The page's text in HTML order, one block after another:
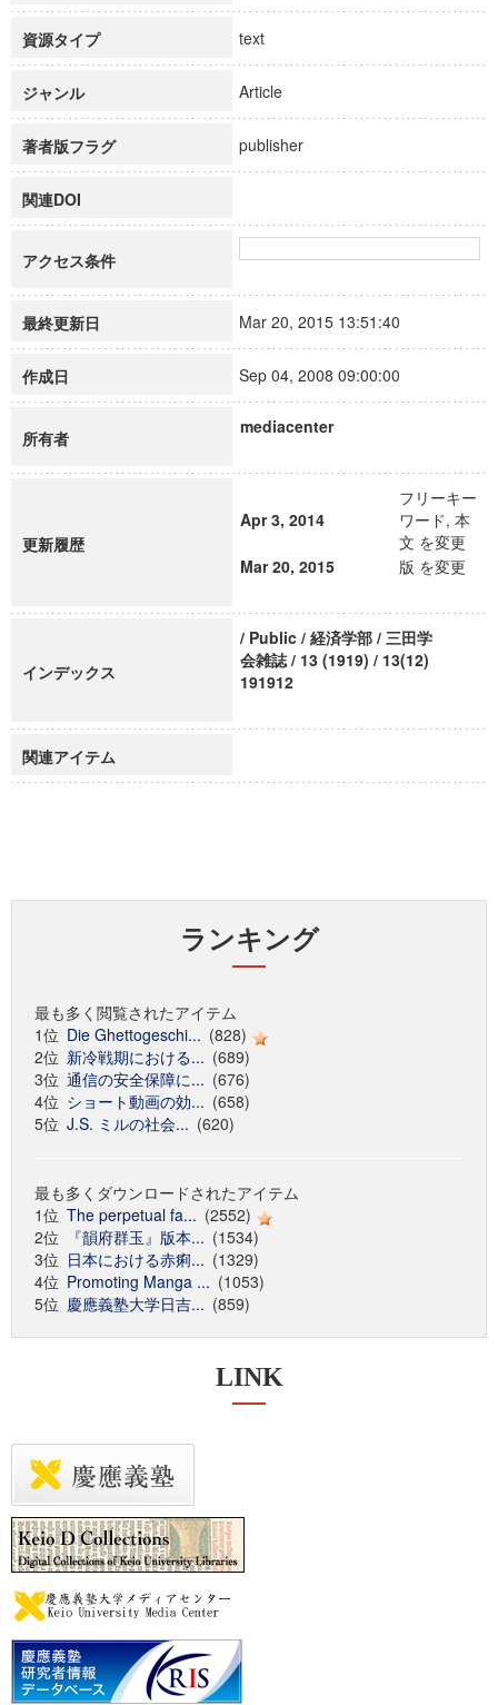
資源タイプ text
ジャンル Article
著者版フラグ publisher
関連DOI
アクセス条件
最終更新日 Mar 20, 2015 13:51:40
作成日 Sep 04, 2008 09:00:00
所有者
mediacenter
更新履歴
Apr 3, 2014
フリーキー
ワード, 本
文 を変更
Mar 20, 2015
版 を変更
インデックス
/ Public / 経済学部 / 三田学
会雑誌 / 13 (1919) / 13(12)
191912
関連アイテム
ランキング
最も多く閲覧されたアイテム
1位 Die Ghettogeschi... (828)
2位 新冷戦期における... (689)
3位 通信の安全保障に... (676)
4位 ショート動画の効... (658)
5位 J.S. ミルの社会... (620)
最も多くダウンロードされたアイテム
1位 The perpetual fa... (2552)
2位
『韻府群玉』版本... (1534)
3位 日本における赤痢... (1329)
4位 Promoting Manga ... (1053)
5位 慶應義塾大学日吉... (859)
LINK